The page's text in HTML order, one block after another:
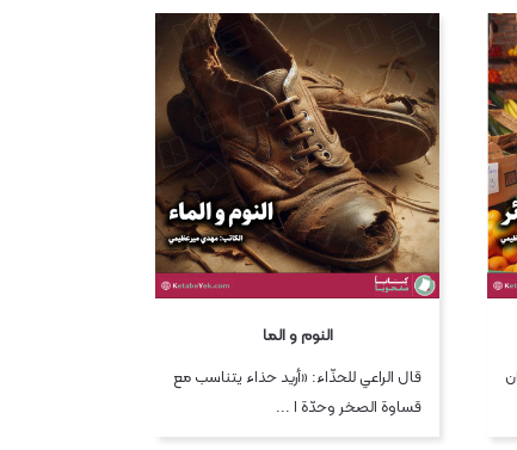
النوم و الما
قال الراعي للحذّاء: «أريد حذاء يتناسب مع
قساوة الصخر وحدّة ا ...